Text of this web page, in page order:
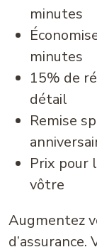
minutes
minutes
15% de
détail
Remise
Prix pour
vôtre
Augmentez